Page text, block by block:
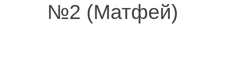
№2 (Матфей)